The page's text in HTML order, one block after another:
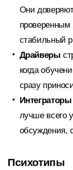
Они
стабильный
Драйверы
когда
сразу
Интеграторы
лучше всего
обсуждения,
Психотипы